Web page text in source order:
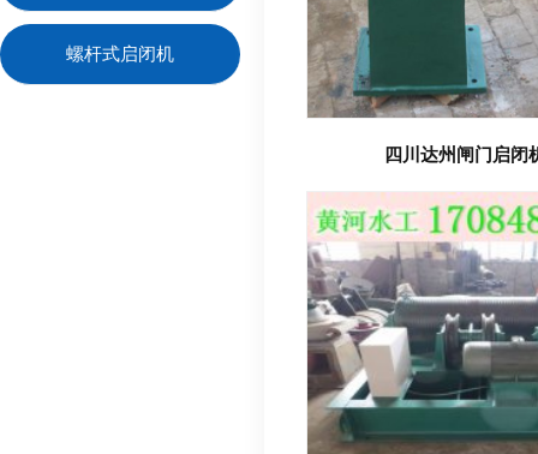
螺杆式启闭机
四川达州闸门启闭